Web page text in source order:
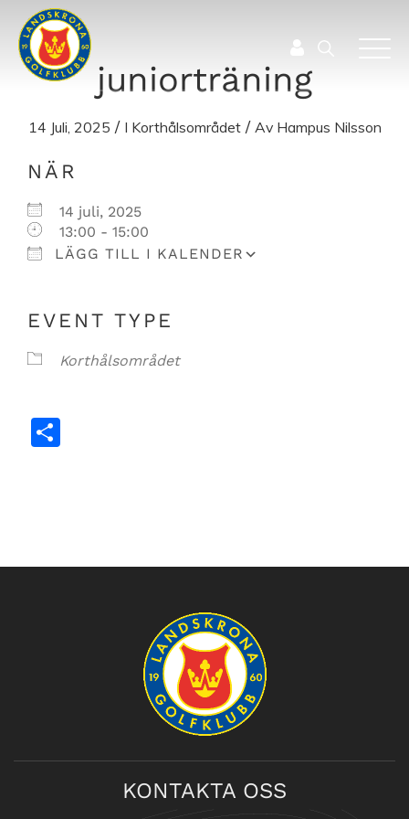
juniorträning
14 Juli, 2025 / I Korthålsområdet / Av Hampus Nilsson
NÄR
14 juli, 2025
13:00 - 15:00
LÄGG TILL I KALENDER
Ladda ner ICS
EVENT TYPE
Korthålsområdet
KONTAKTA OSS